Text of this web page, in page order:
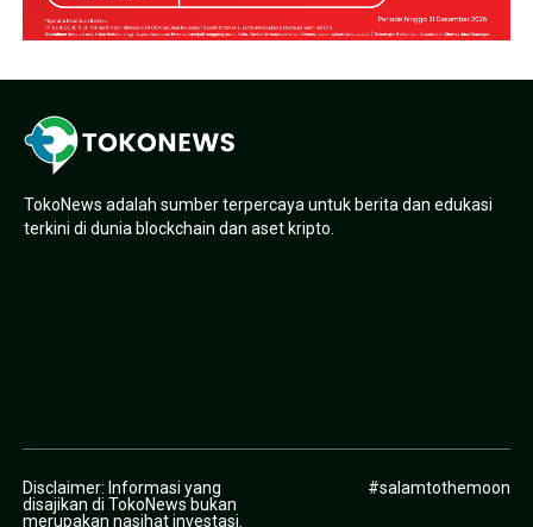
TokoNews adalah sumber terpercaya untuk berita dan edukasi
terkini di dunia blockchain dan aset kripto.
Disclaimer: Informasi yang
disajikan di TokoNews bukan
merupakan nasihat investasi.
#salamtothemoon